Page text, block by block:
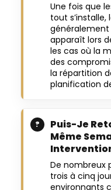
Une fois que
tout s’installe,
généralement
apparaît lors
les cas où la
des
la répartition
planification
Puis-Je
Même
De nombreux
trois à cinq
environnants